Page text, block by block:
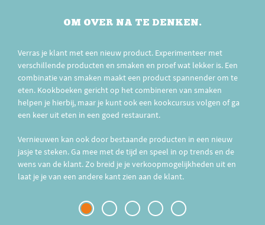
OM OVER NA TE DENKEN.
Verras je klant met een nieuw product. Experimenteer met
verschillende producten en smaken en proef wat lekker is. Een
combinatie van smaken maakt een product spannender om te
eten. Kookboeken gericht op het combineren van smaken
helpen je hierbij, maar je kunt ook een kookcursus volgen of ga
een keer uit eten in een goed restaurant.
Vernieuwen kan ook door bestaande producten in een nieuw
jasje te steken. Ga mee met de tijd en speel in op trends en de
wens van de klant. Zo breid je je verkoopmogelijkheden uit en
laat je je van een andere kant zien aan de klant.